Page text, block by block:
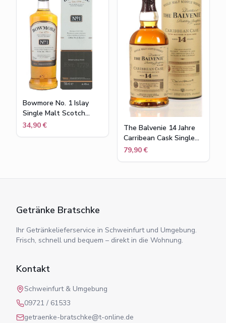
Bowmore No. 1 Islay
Single Malt Scotch
Whisky in
34,90 €
The Balvenie 14 Jahre
Carribean Cask Single
Malt Scotch Whisky
79,90 €
Getränke Bratschke
Ihr Getränkelieferservice in Schweinfurt und Umgebung.
Frisch, schnell und bequem – direkt in die Wohnung.
Kontakt
Schweinfurt & Umgebung
09721 / 61533
getraenke-bratschke@t-online.de